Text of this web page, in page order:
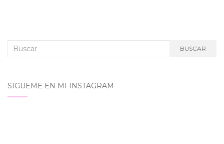
Buscar: BUSCAR
SIGUEME EN MI INSTAGRAM